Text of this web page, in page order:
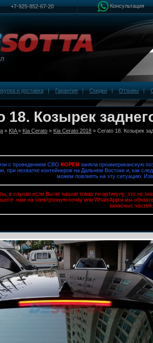
+7-925-852-67-20 Консультация
и доставка|Гарантия|Скидки|Отзывы|
18. Козырек
» KIA» Kia Cerato » Kia Cerato 2018 » Cerato 18. Козырек
с проведением СВО КОРЕЯзаняла проамериканскую
при нехватке контейнеров на Дальнем Востоке и, как
можем повлиять на эту ситуацию.
в случае если Вы не нашли товар по артикулу, это не
нам на электронную почту или WhatsApp и мы
запасных частей.